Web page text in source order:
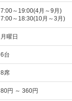
7:00～19:00(4月～9月)
7:00～18:30(10月～3月)
月曜日
6台
8席
80円 ～ 360円